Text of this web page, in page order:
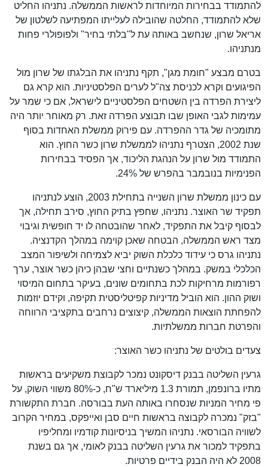
להתמודד בבחירות המיוחדות לראשות הממשלה. נתניהו החליט
שלא להתמודד, החלטה שהובילה לעלייתו המפתיעה לשלטון של
אריאל שרון, שנחשב באותה עת ל"בלתי בחיר" ולפופולרי פחות
מנתניהו.
בטרם מבצע "חומת מגן", תקף נתניהו את הבלגתו של שרון מול
הפיגועים וקרא לכניסת צה"ל לערים הפלסטיניות. הוא קרא גם
ליצירת הפרדה בין השטחים הפלסטיניים לישראל, אם כי שמר על
עמימות לגבי האופן שבו תבוצע הפרדה זאת. רק מאוחר יותר היה
מתומכיה של גדר ההפרדה. עם פירוק ממשלת האחדות בסוף
שנת 2002, הצטרף נתניהו לממשלת שרון כשר החוץ. הוא
התמודד מול שרון על הנהגת הליכוד, אך הפסיד בבחירות
הפנימיות בנובמבר בהפרש של 24%.
עם כינון ממשלת שרון השנייה בתחילת 2003, הוצע לנתניהו
תפקיד שר האוצר. נתניהו, שחפץ בתיק החוץ, סירב תחילה, אך
לבסוף קיבל את התפקיד, לאחר שהובטחה לו יד חופשית וגיבוי
מצד ראש הממשלה, הבטחה שאכן קוימה במהלך הקדנציה.
נתניהו גרס כי עידוד כלכלת השוק יביא לצמיחה ולשיפור המצב
הכלכלי במשק. במהלך כשנתיים וחצי שבהן כיהן כשר אוצר, ערך
רפורמות מרחיקות לכת בתחומים שונים, בעיקר בתחום המיסוי
ושוק ההון. הוא הוביל מדיניות קפיטליסטית תקיפה, וקידם יוזמות
להפחתת הוצאות הממשלה, קיצוצים נרחבים בתקציבי הרווחה
והפרטת חברות ממשלתיות.
צעדים בולטים של נתניהו כשר האוצר:
גרעין השליטה בבנק דיסקונט נמכר לקבוצת משקיעים בראשות
מתיו ברונפמן, תמורת 1.3 מיליארד ש"ח, כ-80% משווי השוק, על
פי מחיר המניות שנסחרו באותה העת בבורסה. חברת התקשורת
"בזק" נמכרה לקבוצה בראשות חיים סבן ואייפקס, במחיר הקרוב
לשוויה הבורסאי. נתניהו המשיך בניסיונות קודמיו ומחליפיו
בתפקיד למכור את גרעין השליטה בבנק לאומי, אך גם בשנת
2008 לא היה הבנק בידיים פרטיות.